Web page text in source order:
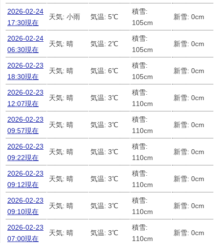
2026-02-24
17:30現在
天気: 小雨 気温: 5℃
積雪:
105cm
新雪: 0cm
2026-02-24
06:30現在
天気: 晴 気温: 2℃
積雪:
105cm
新雪: 0cm
2026-02-23
18:30現在
天気: 晴 気温: 6℃
積雪:
105cm
新雪: 0cm
2026-02-23
12:07現在
天気: 晴 気温: 3℃
積雪:
110cm
新雪: 0cm
2026-02-23
09:57現在
天気: 晴 気温: 3℃
積雪:
110cm
新雪: 0cm
2026-02-23
09:22現在
天気: 晴 気温: 3℃
積雪:
110cm
新雪: 0cm
2026-02-23
09:12現在
天気: 晴 気温: 3℃
積雪:
110cm
新雪: 0cm
2026-02-23
09:10現在
天気: 晴 気温: 3℃
積雪:
110cm
新雪: 0cm
2026-02-23
07:00現在
天気: 晴 気温: 3℃
積雪:
110cm
新雪: 0cm